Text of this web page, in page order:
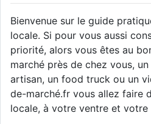
Bienvenue sur le guide
locale. Si pour vous aussi
priorité, alors vous êtes au
marché près de chez vous,
artisan, un food truck ou un
de-marché.fr vous allez faire
locale, à votre ventre et